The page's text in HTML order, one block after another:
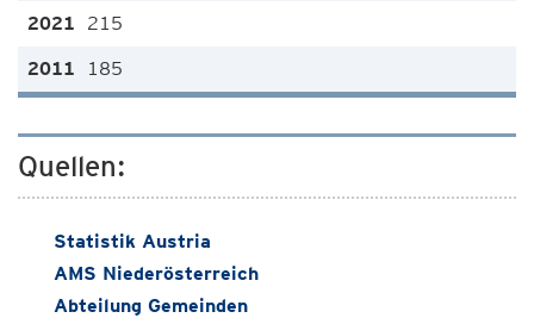
215
185
Quellen:
Statistik Austria
AMS Niederösterreich
Abteilung Gemeinden